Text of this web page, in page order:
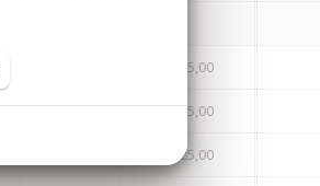
€ 925,00
7 € 925,00
€ 925,00